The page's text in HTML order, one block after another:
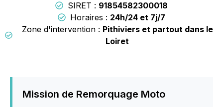
SIRET : 91854582300018
Horaires : 24h/24 et 7j/7
Zone d'intervention : Pithiviers et partout dans le
Loiret
Mission de Remorquage Moto